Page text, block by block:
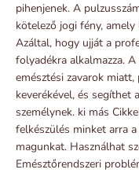
pihenjenek. A
kötelező jogi fény,
Azáltal, hogy ujját a
folyadékra alkalmazza.
emésztési zavarok
keverékével, és segíthet
személynek. ki más
felkészülés minket arra
magunkat. Használhat
Emésztőrendszeri